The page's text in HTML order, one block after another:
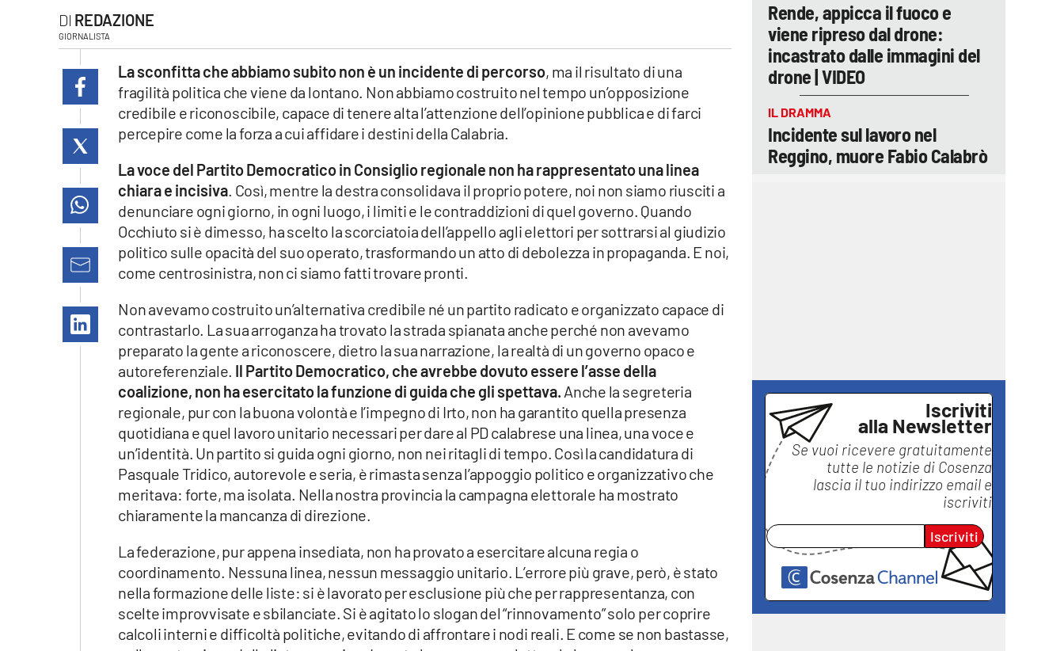
catanzarochannel.it
lacapitalenews.it
Vai
REDAZIONE
GIORNALISTA
La sconfitta che abbiamo subito non è un incidente di percorso, ma il risultato di una
fragilità politica che viene da lontano. Non abbiamo costruito nel tempo un’opposizione
credibile e riconoscibile, capace di tenere alta l’attenzione dell’opinione pubblica e di farci
percepire come la forza a cui affidare i destini della Calabria.
La voce del Partito Democratico in Consiglio regionale non ha rappresentato una linea
chiara e incisiva. Così, mentre la destra consolidava il proprio potere, noi non siamo riusciti a
denunciare ogni giorno, in ogni luogo, i limiti e le contraddizioni di quel governo. Quando
Occhiuto si è dimesso, ha scelto la scorciatoia dell’appello agli elettori per sottrarsi al giudizio
politico sulle opacità del suo operato, trasformando un atto di debolezza in propaganda. E noi,
come centrosinistra, non ci siamo fatti trovare pronti.
Non avevamo costruito un’alternativa credibile né un partito radicato e organizzato capace di
contrastarlo. La sua arroganza ha trovato la strada spianata anche perché non avevamo
preparato la gente a riconoscere, dietro la sua narrazione, la realtà di un governo opaco e
autoreferenziale. Il Partito Democratico, che avrebbe dovuto essere l’asse della
coalizione, non ha esercitato la funzione di guida che gli spettava. Anche la segreteria
regionale, pur con la buona volontà e l’impegno di Irto, non ha garantito quella presenza
quotidiana e quel lavoro unitario necessari per dare al PD calabrese una linea, una voce e
un’identità. Un partito si guida ogni giorno, non nei ritagli di tempo. Così la candidatura di
Pasquale Tridico, autorevole e seria, è rimasta senza l’appoggio politico e organizzativo che
meritava: forte, ma isolata. Nella nostra provincia la campagna elettorale ha mostrato
chiaramente la mancanza di direzione.
La federazione, pur appena insediata, non ha provato a esercitare alcuna regia o
coordinamento. Nessuna linea, nessun messaggio unitario. L’errore più grave, però, è stato
nella formazione delle liste: si è lavorato per esclusione più che per rappresentanza, con
scelte improvvisate e sbilanciate. Si è agitato lo slogan del “rinnovamento” solo per coprire
calcoli interni e difficoltà politiche, evitando di affrontare i nodi reali. E come se non bastasse,
Rende, appicca il fuoco e
viene ripreso dal drone:
incastrato dalle immagini del
drone | VIDEO
IL DRAMMA
Incidente sul lavoro nel
Reggino, muore Fabio Calabrò
Iscriviti
alla Newsletter
Se vuoi ricevere gratuitamente
tutte le notizie di Cosenza
lascia il tuo indirizzo email e
iscriviti
Iscriviti